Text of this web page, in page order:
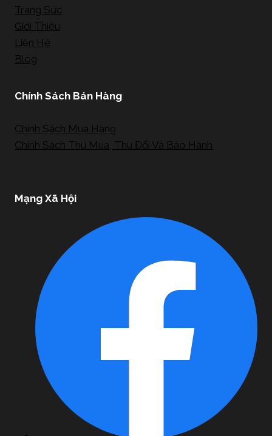
Trang Sức
Giới Thiệu
Liên Hệ
Blog
Chính Sách Bán Hàng
Chính Sách Mua Hàng
Chính Sách Thu Mua, Thu Đổi Và Bảo Hành
Mạng Xã Hội